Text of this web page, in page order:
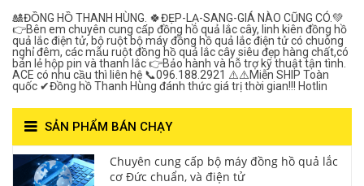
🎎ĐỒNG HỒ THANH HÙNG. 🍀ĐẸP-LẠ-SANG-GIÁ NÀO CŨNG CÓ.💚
👉Bên em chuyên cung cấp đồng hồ quả lắc cây, linh kiên đồng hồ
quả lắc điện tử, bộ ruột bộ máy đồng hồ quả lắc điện tử có chuông
nghỉ đêm, các mẫu ruột đồng hồ quả lắc cây siêu đẹp hàng chất,có
bán lẻ hộp pin và thanh lắc 👉Bảo hành và hỗ trợ kỹ thuật tận tình.
ACE có nhu cầu thì liên hệ 📞096.188.2921 ⚠️⚠️Miễn SHIP Toàn
quốc ✔Đồng hồ Thanh Hùng đánh thức giá trị thời gian!!! Hotlin
SẢN PHẨM BÁN CHẠY
Chuyên cung cấp bộ máy đồng hồ quả lắc
cơ Đức chuẩn, và điện tử